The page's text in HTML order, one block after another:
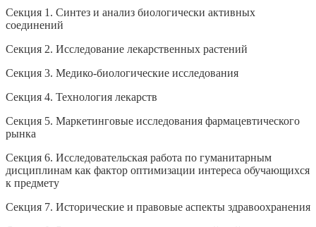
Секция 1. Синтез и анализ биологически активных
соединений
Секция 2. Исследование лекарственных растений
Секция 3. Медико-биологические исследования
Секция 4. Технология лекарств
Секция 5. Маркетинговые исследования фармацевтического
рынка
Секция 6. Исследовательская работа по гуманитарным
дисциплинам как фактор оптимизации интереса обучающихся
к предмету
Секция 7. Исторические и правовые аспекты здравоохранения